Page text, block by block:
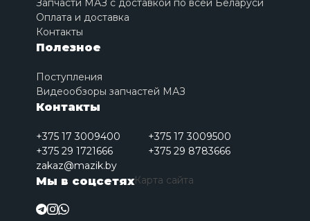
Запчасти МАЗ с доставкой по всей Беларуси
Оплата и доставка
Контакты
Полезное
Поступления
Видеообзоры запчастей МАЗ
Контакты
+375 17 3009400
+375 17 3009500
+375 29 1721666
+375 29 8783666
zakaz@mazik.by
Мы в соцсетяхКарта сайта